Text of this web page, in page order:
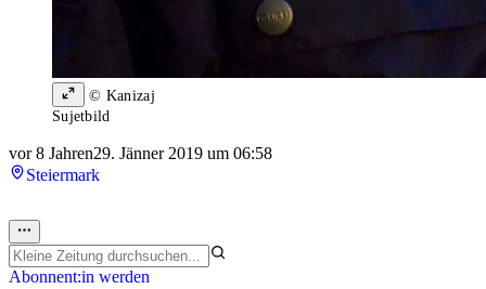
© Kanizaj
Sujetbild
vor 8 Jahren29. Jänner 2019 um 06:58
Steiermark
Abonnent:in werden